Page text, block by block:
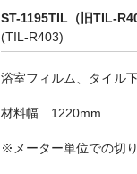
ST-1195TIL（旧TIL-
(TIL-R403)
浴室フィルム、タイル
材料幅 1220mm
※メーター単位での切